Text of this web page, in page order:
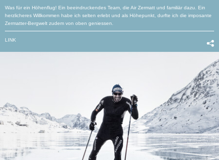
Was für ein Höhenflug! Ein beeindruckendes Team, die Air Zermatt und familiär dazu. Ein
herzlicheres Willkommen habe ich selten erlebt und als Höhepunkt, durfte ich die imposante
Zermatter-Bergwelt zudem von oben geniessen.
LINK